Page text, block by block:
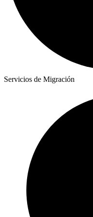
Servicios de Migración